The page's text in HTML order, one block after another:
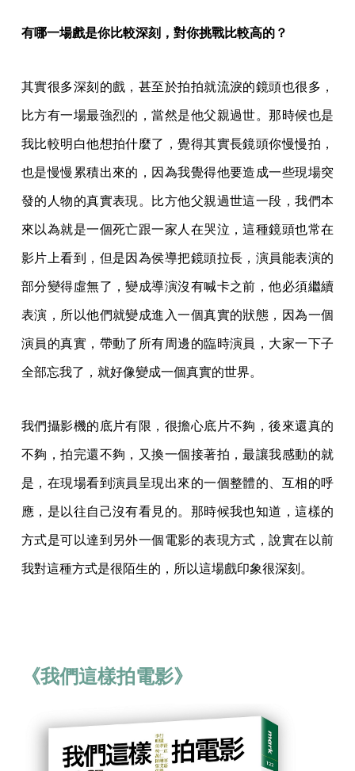
有哪一場戲是你比較深刻，對你挑戰比較高的？
其實很多深刻的戲，甚至於拍拍就流淚的鏡頭也很多，
比方有一場最強烈的，當然是他父親過世。那時候也是
我比較明白他想拍什麼了，覺得其實長鏡頭你慢慢拍，
也是慢慢累積出來的，因為我覺得他要造成一些現場突
發的人物的真實表現。比方他父親過世這一段，我們本
來以為就是一個死亡跟一家人在哭泣，這種鏡頭也常在
影片上看到，但是因為侯導把鏡頭拉長，演員能表演的
部分變得虛無了，變成導演沒有喊卡之前，他必須繼續
表演，所以他們就變成進入一個真實的狀態，因為一個
演員的真實，帶動了所有周邊的臨時演員，大家一下子
全部忘我了，就好像變成一個真實的世界。
我們攝影機的底片有限，很擔心底片不夠，後來還真的
不夠，拍完還不夠，又換一個接著拍，最讓我感動的就
是，在現場看到演員呈現出來的一個整體的、互相的呼
應，是以往自己沒有看見的。那時候我也知道，這樣的
方式是可以達到另外一個電影的表現方式，說實在以前
我對這種方式是很陌生的，所以這場戲印象很深刻。
《我們這樣拍電影》